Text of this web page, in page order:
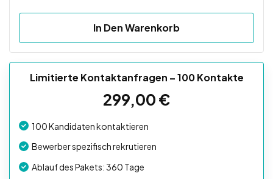
In Den Warenkorb
Limitierte Kontaktanfragen – 100 Kontakte
299,00€
100 Kandidaten kontaktieren
Bewerber spezifisch rekrutieren
Ablauf des Pakets: 360 Tage